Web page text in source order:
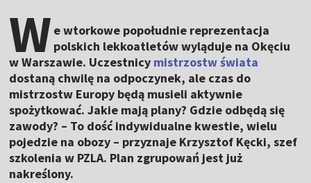
W e wtorkowe popołudnie reprezentacja
polskich lekkoatletów wyląduje na Okęciu
w Warszawie. Uczestnicy mistrzostw świata
dostaną chwilę na odpoczynek, ale czas do
mistrzostw Europy będą musieli aktywnie
spożytkować. Jakie mają plany? Gdzie odbędą się
zawody? – To dość indywidualne kwestie, wielu
pojedzie na obozy – przyznaje Krzysztof Kęcki, szef
szkolenia w PZLA. Plan zgrupowań jest już
nakreślony.